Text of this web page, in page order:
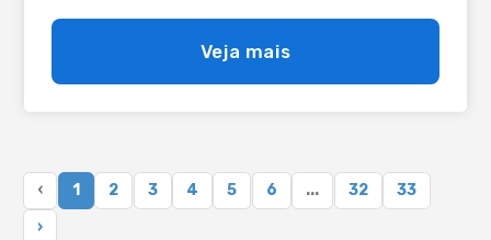
de estar e jantar - Sacada - Lareira - Calefação - Split -
convivência - Área de Serviço - Calefação a Diesel -
Cozinha planejada - Churrasqueira - Elevador - Espaço
Veja mais
‹ 1 2 3 4 5 6 ... 32
33
›